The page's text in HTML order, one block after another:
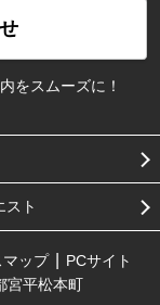
をスムーズに！
スト
マップ
PCサイト
宮平松本町